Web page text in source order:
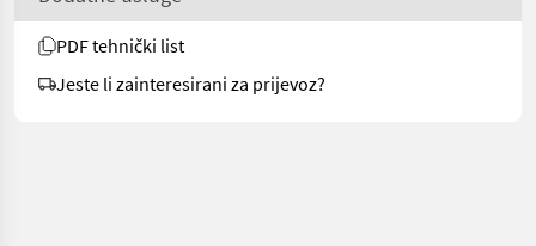
PDF tehnički list
Jeste li zainteresirani za prijevoz?